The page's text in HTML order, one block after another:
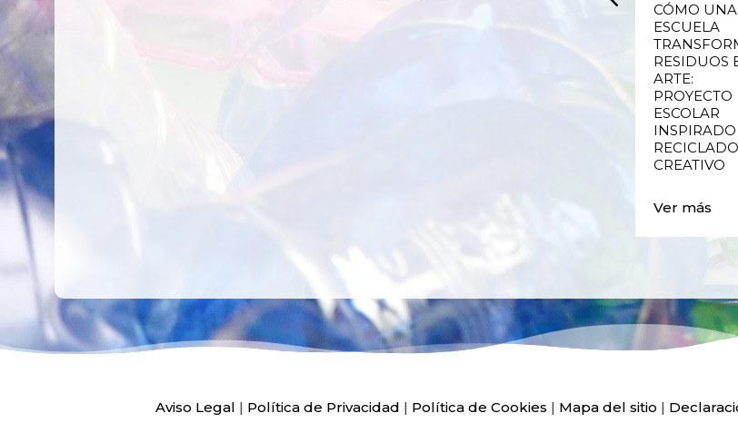
RECICLADO EN
CÓMO UNA
ESCUELA
RESIDUOS
ARTE:
PROYECTO
ESCOLAR
INSPIRADO
RECICLADO
CREATIVO
Ver más
Aviso Legal | Política de Privacidad | Política de Cookies | Mapa del sitio |